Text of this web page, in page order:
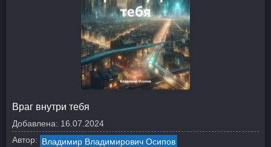
Враг внутри тебя
Добавлена: 16.07.2024
Автор: Владимир Владимирович Осипов